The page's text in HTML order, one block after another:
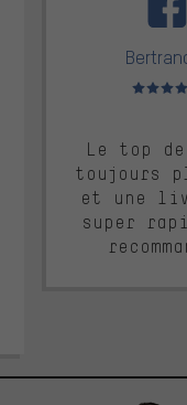
Note
Le top
toujours
et une
super